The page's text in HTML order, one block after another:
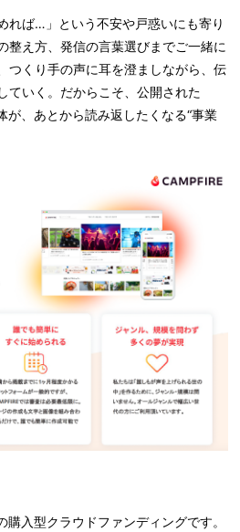
れば…」という不安や戸惑いにも寄り
整え方、発信の言葉選びまでご一緒に
つくり手の声に耳を澄ましながら、伝
ていく。だからこそ、公開された
が、あとから読み返したくなる“事業
購入型クラウドファンディングです。